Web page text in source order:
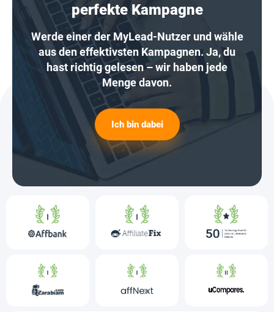
perfekte Kampagne
Werde einer der MyLead-Nutzer und wähle
aus den effektivsten Kampagnen. Ja, du
hast richtig gelesen – wir haben jede
Menge davon.
Ich bin dabei